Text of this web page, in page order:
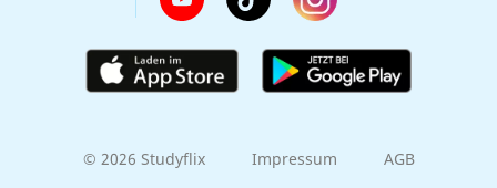
© 2026 Studyflix Impressum AGB